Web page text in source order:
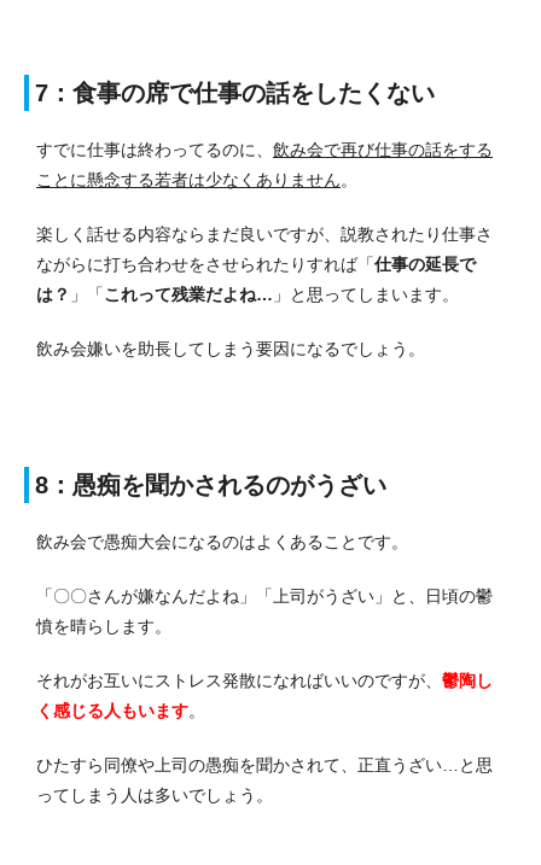
7：食事の席で仕事の話をしたくない
すでに仕事は終わってるのに、 飲み会で再び仕事の話をする
ことに懸念する若者は少なくありません。
楽しく話せる内容ならまだ良いですが、説教されたり仕事さ
ながらに打ち合わせをさせられたりすれば「仕事の延長で
は？ 」「これって残業だよね… 」と思ってしまいます。
飲み会嫌いを助長してしまう要因になるでしょう。
8：愚痴を聞かされるのがうざい
飲み会で愚痴大会になるのはよくあることです。
「〇〇さんが嫌なんだよね」「上司がうざい」と、日頃の鬱
憤を晴らします。
それがお互いにストレス発散になればいいのですが、 鬱陶し
く感じる人もいます。
ひたすら同僚や上司の愚痴を聞かされて、正直うざい…と思
ってしまう人は多いでしょう。